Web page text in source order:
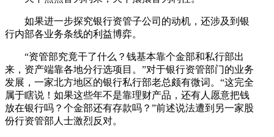
如果进一步探究银行资管子公司的动机，还涉及到银
行内部各业务条线的利益博弈。
“资管部究竟干了什么？钱基本靠个金部和私行部出
来，资产端靠各地分行选项目。”对于银行资管部门的业务
发展，一家北方地区的银行私行部老总颇有微词。“这完全
属于瞎说！如果这些年不是靠理财产品，还有人愿意把钱
放在银行吗？个金部还有存款吗？”前述说法遭到另一家股
份行资管部人士激烈反对。